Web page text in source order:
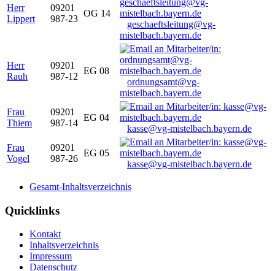
Herr
Lippert
09201
987-23
OG 14
geschaeftsleitung@vg-
mistelbach.bayern.de
Herr
Rauh
09201
987-12
EG 08
ordnungsamt@vg-
mistelbach.bayern.de
Frau
Thiem
09201
987-14
EG 04
kasse@vg-mistelbach.bayern.de
Frau
Vogel
09201
987-26
EG 05
kasse@vg-mistelbach.bayern.de
Gesamt-Inhaltsverzeichnis
Quicklinks
Kontakt
Inhaltsverzeichnis
Impressum
Datenschutz